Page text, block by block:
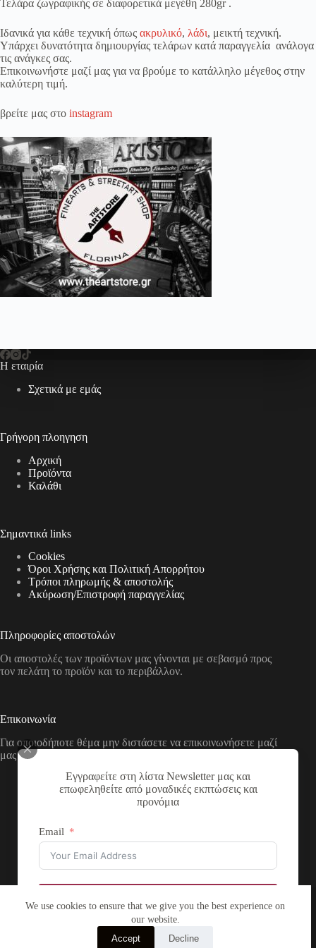
Εγγραφείτε στη λίστα Newsletter μας και
επωφεληθείτε από μοναδικές εκπτώσεις και
προνόμια
Email
We use cookies to ensure that we give you the best experience on
our website.
Accept
Decline
Τελάρα ζωγραφικής σε διαφορετικά μεγέθη 280gr .
Ιδανικά για κάθε τεχνική όπως ακρυλικό, λάδι, μεικτή τεχνική.
Υπάρχει δυνατότητα δημιουργίας τελάρων κατά παραγγελία ανάλογα
τις ανάγκες σας.
Επικοινωνήστε μαζί μας για να βρούμε το κατάλληλο μέγεθος στην
καλύτερη τιμή.
βρείτε μας στο instagram
Η εταιρία
Σχετικά με εμάς
Γρήγορη πλοηγηση
Αρχική
Προϊόντα
Καλάθι
Σημαντικά links
Cookies
Όροι Χρήσης και Πολιτική Απορρήτου
Τρόποι πληρωμής & αποστολής
Aκύρωση/Επιστροφή παραγγελίας
Πληροφορίες αποστολών
Οι αποστολές των προϊόντων μας γίνονται με σεβασμό προς
τον πελάτη το προϊόν και το περιβάλλον.
Επικοινωνία
Για οποιοδήποτε θέμα μην διστάσετε να επικοινωνήσετε μαζί
μας με τους παρακάτω τρόπους
Διεύθυνση:
Νικολάου Χάσου 19, ΤΚ 53100, Φλώρινα,
Τηλέφωνο:
+30 2385 503290
Email:
Αρ. ΓΕΜΗ: 137831855000